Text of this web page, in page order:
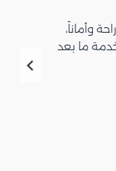
وأماناً،
ما بعد